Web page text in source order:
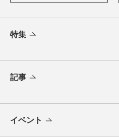
特集
記事
イベント